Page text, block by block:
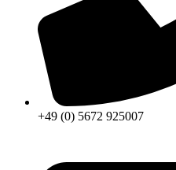
+49 (0) 5672 925007